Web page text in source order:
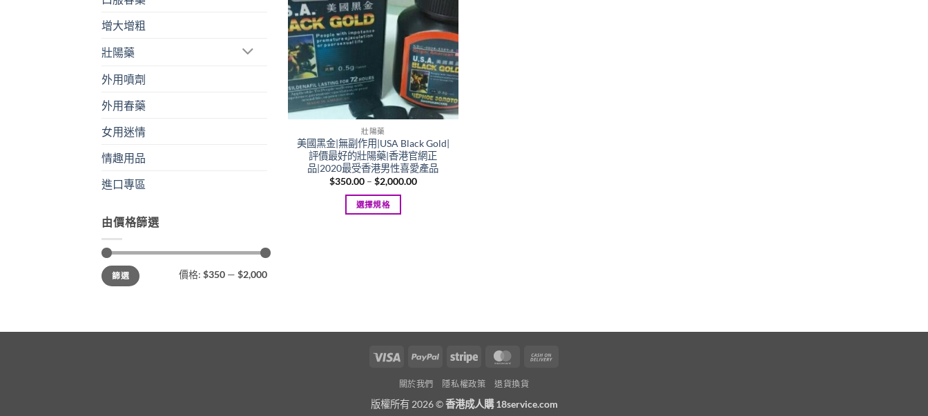
增大增粗
壯陽藥
外用噴劑
外用春藥
女用迷情
情趣用品
進口專區
由價格篩選
最
低
價
最
高
價
篩選 價格: $350 — $2,000
壯陽藥
美國黑金|無副作用|USA Black Gold|
評價最好的壯陽藥|香港官網正
品|2020最受香港男性喜愛產品
$350.00 – $2,000.00Price
選擇規格
may
chosen
the
product
Visa PayPal Stripe MasterCard
關於我們 隱私權政策 退貨換貨
版權所有 2026 ©香港成人購 18service.com